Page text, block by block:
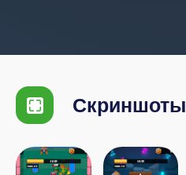
Скриншоты